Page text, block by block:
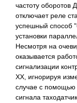
частоту оборотов
отключает реле
успешный способ
установки
Несмотря на
оказывается
сигнализации
ХХ, игнорируя
случае с помощью
сигнала